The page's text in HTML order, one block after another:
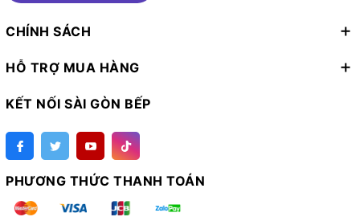
CHÍNH SÁCH
HỖ TRỢ MUA HÀNG
KẾT NỐI SÀI GÒN BẾP
PHƯƠNG THỨC THANH TOÁN